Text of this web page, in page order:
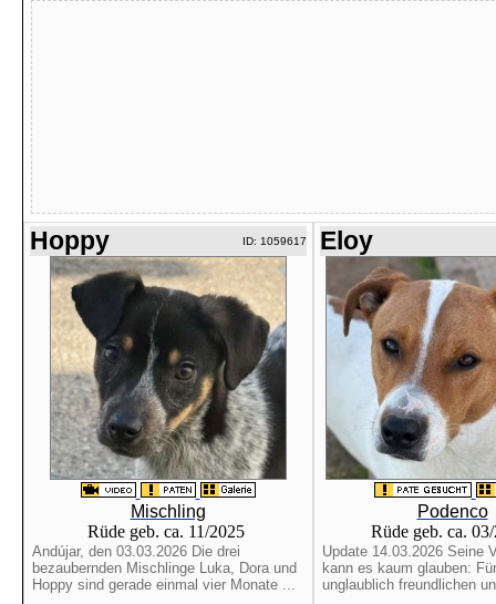
Hoppy ID: 1059617
Mischling
Rüde geb. ca. 11/2025
Andújar, den 03.03.2026 Die drei
bezaubernden Mischlinge Luka, Dora und
Hoppy sind gerade einmal vier Monate ...
Eloy
Podenco
Rüde geb. ca.
Update 14.03.2026 Seine
kann es kaum glauben:
unglaublich freundlichen